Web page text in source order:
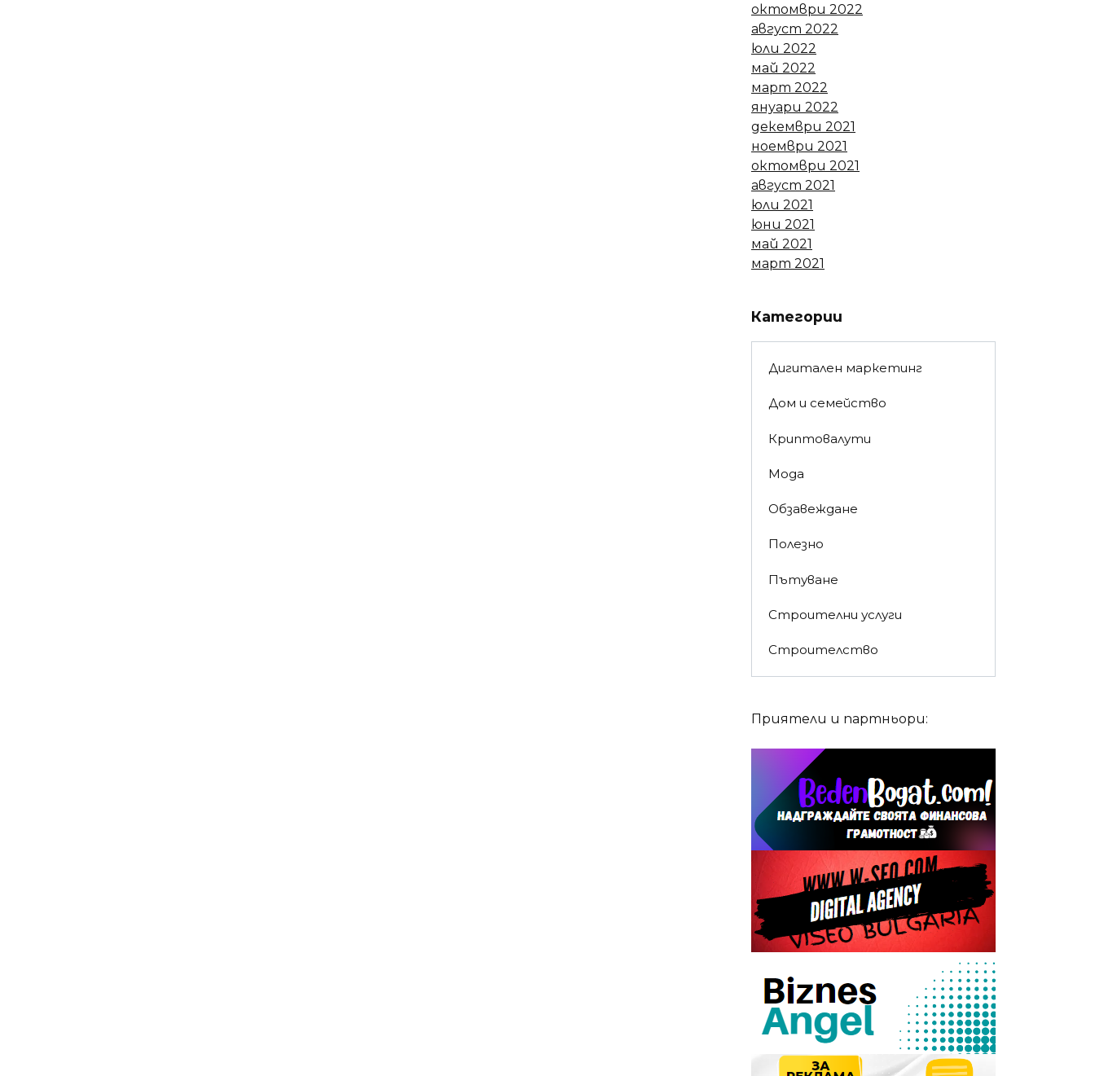
октомври 2022
август 2022
юли 2022
май 2022
март 2022
януари 2022
декември 2021
ноември 2021
октомври 2021
август 2021
юли 2021
юни 2021
май 2021
март 2021
Категории
Дигитален маркетинг
Дом и семейство
Криптовалути
Мода
Обзавеждане
Полезно
Пътуване
Строителни услуги
Строителство
Приятели и партньори: